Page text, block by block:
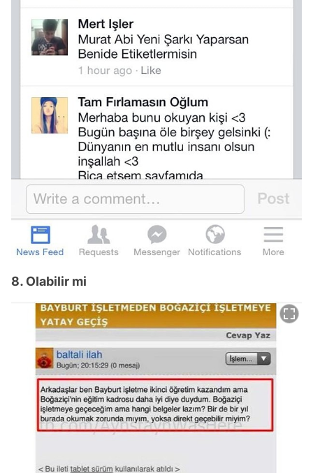
8. OIabilir mi